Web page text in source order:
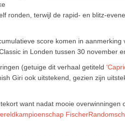
ronden, terwijl de rapid- en blitz-
score komen in
in Londen tussen 30 november
(getuige dit verhaal getiteld
Giri ook uitstekend, gezien zijn
want nadat mooie